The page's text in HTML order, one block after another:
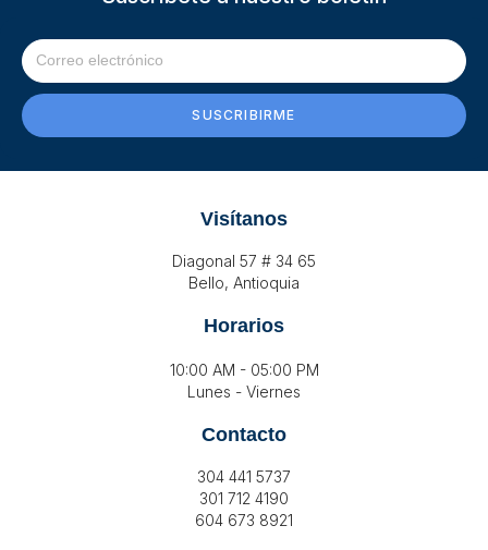
SUSCRIBIRME
Visítanos
Diagonal 57 # 34 65
Bello, Antioquia
Horarios
10:00 AM - 05:00 PM
Lunes - Viernes
Contacto
304 441 5737
301 712 4190
604 673 8921